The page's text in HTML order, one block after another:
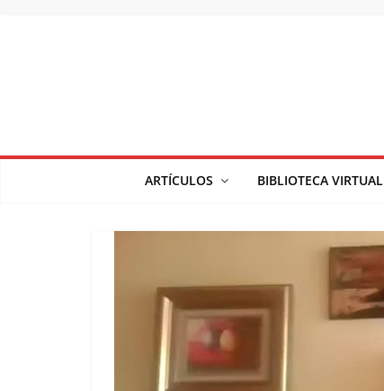
ARTÍCULOS BIBLIOTECA VIRTUAL